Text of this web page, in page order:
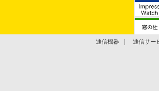
通信機器 通信サー